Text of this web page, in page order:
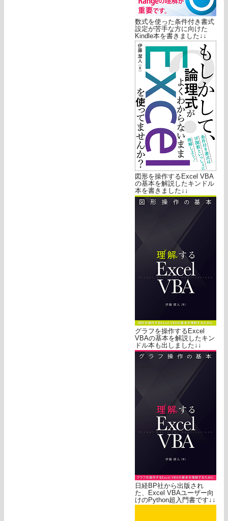
数式を使った条件付き書式
設定が苦手な方に向けた
Kindle本を書きました↓↓
図形を操作するExcel VBA
の基本を解説したキンドル
本を書きました↓↓
グラフを操作するExcel
VBAの基本を解説したキン
ドル本も出しました↓↓
日経BP社から出版され
た、Excel VBAユーザー向
けのPython超入門書です↓↓